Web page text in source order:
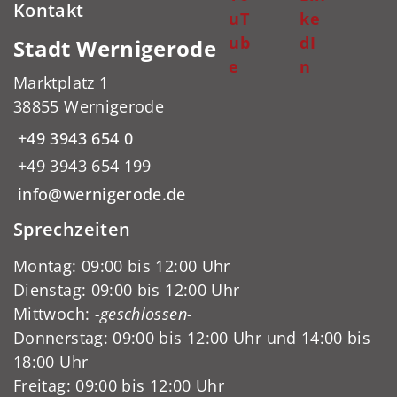
uT
ub
e
ke
dI
n
Kontakt
Stadt Wernigerode
Marktplatz 1
38855 Wernigerode
+49 3943 654 0
+49 3943 654 199
info@wernigerode.de
Sprechzeiten
Montag: 09:00 bis 12:00 Uhr
Dienstag: 09:00 bis 12:00 Uhr
Mittwoch: -geschlossen-
Donnerstag: 09:00 bis 12:00 Uhr und 14:00 bis
18:00 Uhr
Freitag: 09:00 bis 12:00 Uhr